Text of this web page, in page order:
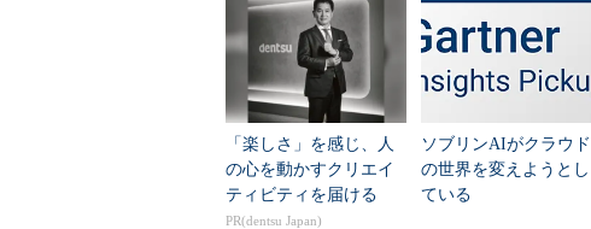
「楽しさ」を感じ、人
の心を動かすクリエイ
ティビティを届ける
PR(dentsu Japan)
ソブリンAIがクラウド
の世界を変えようとし
ている